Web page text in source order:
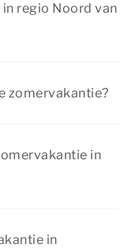
regio Noord van
zomervakantie?
in
in